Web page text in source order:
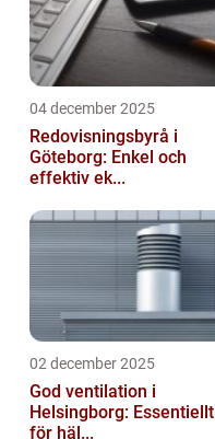
04 december 2025
Redovisningsbyrå i
Göteborg: Enkel och
effektiv ek...
02 december 2025
God ventilation i
Helsingborg: Essentiellt
för häl...